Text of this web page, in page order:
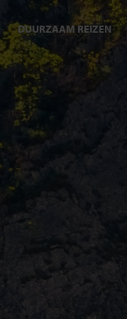
DUURZAAM REIZEN